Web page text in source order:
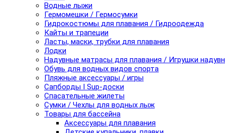
Водные лыжи
Гермомешки / Гермосумки
Гидрокостюмы для плавания / Гидроодежда
Кайты и трапеции
Ласты, маски, трубки для плавания
Лодки
Надувные матрасы для плавания / Игрушки
Обувь для водных видов спорта
Пляжные аксессуары / игры
Сапборды I Sup-доски
Спасательные жилеты
Сумки / Чехлы для водных лыж
Товары для бассейна
Аксессуары для плавания